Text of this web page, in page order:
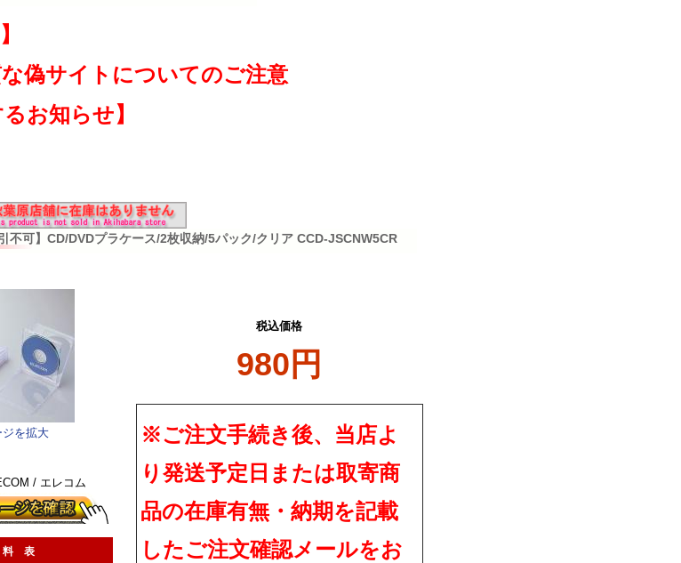
な偽サイトについてのご注意
お知らせ】
不可】CD/DVDプラケース/2枚収納/5パック/クリア CCD-JSCNW5CR
ジを拡大
/ エレコム
表
税込価格
980円
※ご注文手続き後、当店よ
り発送予定日または取寄商
品の在庫有無・納期を記載
したご注文確認メールをお